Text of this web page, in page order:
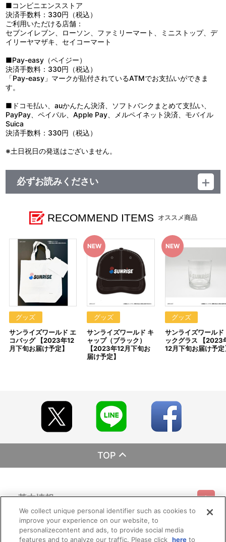
■コンビニエンスストア
決済手数料：330円（税込）
ご利用いただける店舗：
セブンイレブン、ローソン、ファミリーマート、ミニストップ、デ
イリーヤマザキ、セイコーマート
■Pay-easy（ペイジー）
決済手数料：330円（税込）
「Pay-easy」マークが貼付されているATMでお支払いができま
す。
■ドコモ払い、auかんたん決済、ソフトバンクまとめて支払い、
PayPay、ペイパル、Apple Pay、メルペイネット決済、モバイル
Suica
決済手数料：330円（税込）
※土日祝日の発送はございません。
必ずお読みください
※本商品は、『サンライズワールド』にて販売のグッズとなりま
※本商品は準備数に限りがございます。準備数に達した場合､早期
にご注文の受付を終了させていただくことがございます。
※ご要望多数の場合､お届け時期を変更し､再度受注を行うことが
ございます。
※撮影環境やご利用のモニター環境により､実物と多少異なって見
える場合がございます。
※商品画像はイメージです。実際の商品仕様が異なる場合がござ
います。あらかじめご了承ください。
※すでにご注文しているかのご確認には､｢マイページ｣→｢ご注文
履歴｣にてご確認いただけます。
■ご注文・お支払いについて
※ご注文は、１注文につき２個までとなります。
※A-on STOREでの決済方法は「カード決済」、「コンビニ決
済」、「Pay-easy（ペイジー）」、「WEB・スマホ決済」のみと
る場合や届かない場合がございます。)
※決済方法「カード決済」を選択時は、注文受付の翌日に決済処
理を実施いたします。ただし、早期に商品の準備数に達した場合
は、同締切日より前に決済をさせていただく場合がございます。あ
らかじめご了承ください。
※決済方法「コンビニ決済」を選択時は、メールにてご案内させ
(1)A-on STOREにアクセスし､ログインします。
(2)｢マイページ｣の｢ご注文履歴｣を開きます。
(3)対象のご注文番号をクリック。
(4)｢配送情報｣内｢決済方法｣の｢お支払い手続きはこちら｣から確
認します。
RECOMMEND ITEMS オススメ商品
グッズ
サンライズワールド エ
コバッグ 【2023年12
月下旬お届け予定】
グッズ
サンライズワールド キ
ャップ（ブラック）
【2023年12月下旬お
届け予定】
グッズ
サンライズワールド
ックグラス 【2023
12月下旬お届け予定
TOP
基本情報
利用規約 特定商取引法に基づく表示 プライバシーポリシー
ご利用情報
We collect unique personal identifier such as cookies to
improve your experience on our website, to
personalizecontent and ads, to provide social media
features and to analyze our traffic. Please click here to